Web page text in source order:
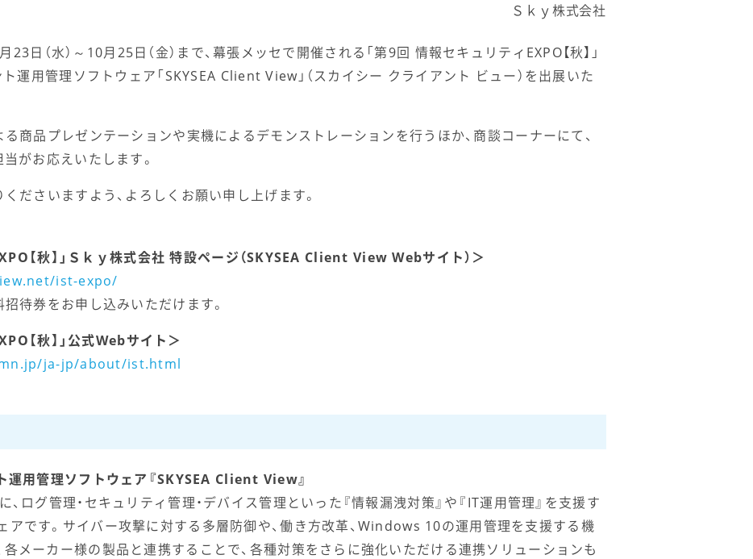
Ｓｋｙ株式会社
日（水）～10月25日（金）まで、幕張メッセで開催される「第9回 情報セキュリティEXPO【秋】」
ト運用管理ソフトウェア「SKYSEA Client View」（スカイシー クライアント ビュー）を出展いた
商品プレゼンテーションや実機によるデモンストレーションを行うほか、商談コーナーにて、
がお応えいたします。
ださいますよう、よろしくお願い申し上げます。
【秋】」Ｓｋｙ株式会社 特設ページ（SKYSEA Client View Webサイト）＞
ist-expo/
待券をお申し込みいただけます。
【秋】」公式Webサイト＞
ja-jp/about/ist.html
運用管理ソフトウェア『SKYSEA Client View』
、ログ管理・セキュリティ管理・デバイス管理といった『情報漏洩対策』や『IT運用管理』を支援す
アです。サイバー攻撃に対する多層防御や、働き方改革、Windows 10の運用管理を支援する機
メーカー様の製品と連携することで、各種対策をさらに強化いただける連携ソリューションも